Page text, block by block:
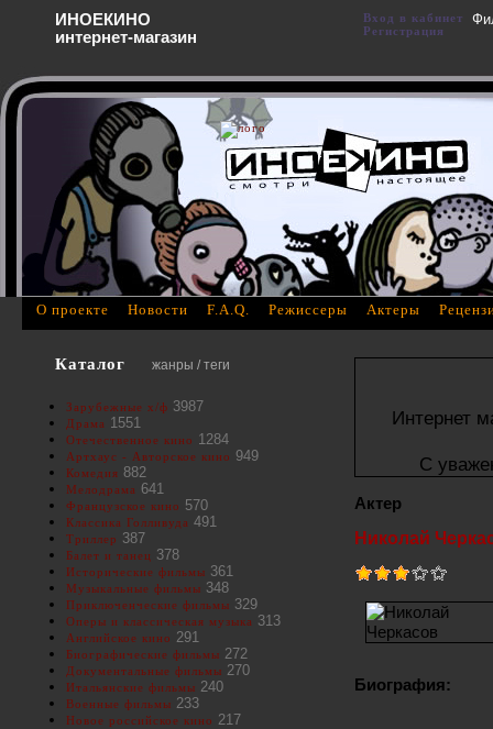
Интернет
С
Актер
Николай
Биография:
Каталог жанры / теги
Зарубежные х/ф 3987
Драма 1551
Отечественное кино 1284
Артхаус - Авторское кино 949
Комедия 882
Мелодрама 641
Французское кино 570
Классика Голливуда 491
Триллер 387
Балет и танец 378
Исторические фильмы 361
Музыкальные фильмы 348
Приключенческие фильмы 329
Оперы и классическая музыка 313
Английское кино 291
Биографические фильмы 272
Документальные фильмы 270
Итальянские фильмы 240
Военные фильмы 233
Новое российское кино 217
О проекте Новости F.A.Q. Режиссеры Актеры
ИНОЕКИНО
интернет-магазин
Вход в кабинет
Регистрация